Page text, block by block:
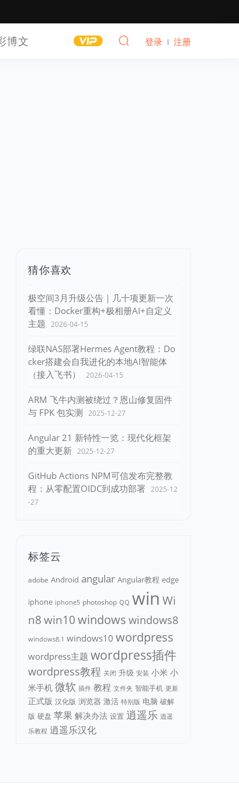
博文 登录 注册
猜你喜欢
极空间3月升级公告｜几十项更新一次
看懂：Docker重构+极相册AI+自定义
主题 2026-04-15
绿联NAS部署Hermes Agent教程：Do
cker搭建会自我进化的本地AI智能体
（接入飞书）
2026-04-15
ARM 飞牛内测被绕过？恩山修复固件
与 FPK 包实测 2025-12-27
Angular 21 新特性一览：现代化框架
的重大更新 2025-12-27
GitHub Actions NPM可信发布完整教
程：从零配置OIDC到成功部署 2025-12
-27
标签云
adobe Android angular Angular教程 edge
iphone iphone5 photoshop QQ win Wi
n8win10windows windows8
windows8.1 windows10 wordpress
wordpress主题 wordpress插件
wordpress教程 关闭 升级 安装 小米 小
米手机 微软 插件 教程 文件夹 智能手机 更新
正式版 汉化版 浏览器 激活 特别版 电脑 破解
版 硬盘 苹果 解决办法 设置 逍遥乐 逍遥
乐教程 逍遥乐汉化